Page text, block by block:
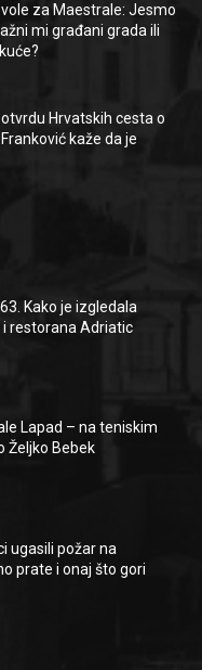
za Maestrale: Jesmo
mi građani grada ili
Hrvatskih cesta o
kaže da je
Kako je izgledala
restorana Adriatic
Lapad – na teniskim
Željko Bebek
ugasili požar na
prate i onaj što gori